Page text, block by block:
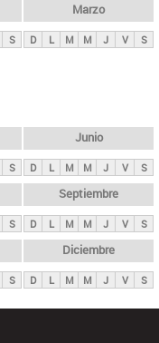
S
Marzo
D L M M J V S
S
Junio
D L M M J V S
S
Septiembre
D L M M J V S
S
Diciembre
D L M M J V S